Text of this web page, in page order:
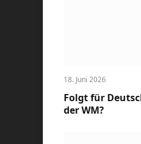
18. Juni 2026
Folgt für
der WM?